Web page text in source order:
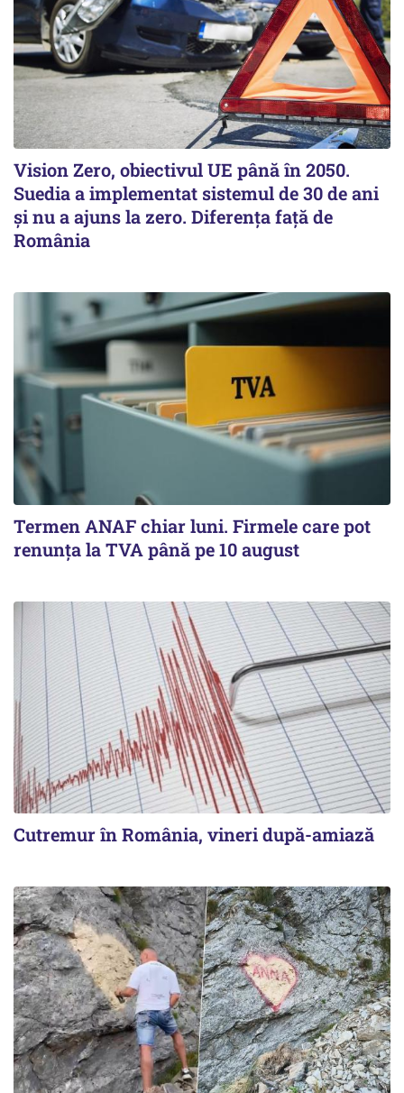
Vision Zero, obiectivul UE până în 2050.
Suedia a implementat sistemul de 30 de ani
şi nu a ajuns la zero. Diferenţa faţă de
România
Termen ANAF chiar luni. Firmele care pot
renunța la TVA până pe 10 august
Cutremur în România, vineri după-amiază